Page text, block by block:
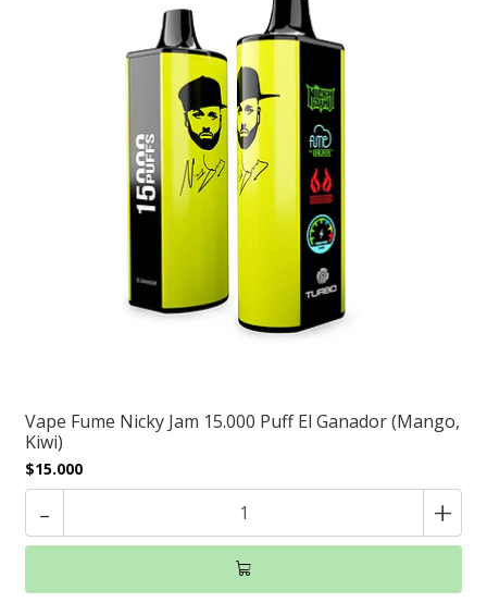
Vape Fume Nicky Jam 15.000 Puff El Ganador (Mango,
Kiwi)
$15.000
- +